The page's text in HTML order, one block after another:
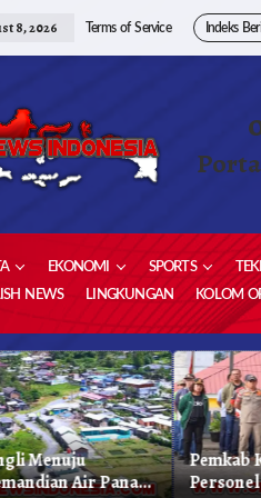
8, 2026 Terms of Service Indeks
EKONOMI SPORTS
NEWS
LINGKUNGAN KOLOM
Menuju
Air Panas
Pemkab